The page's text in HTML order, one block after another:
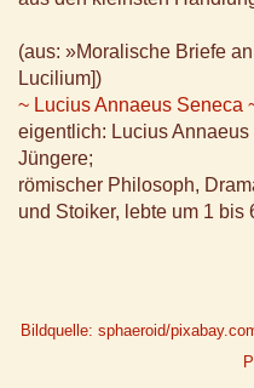
(aus: »Moralische Briefe
Lucilium])
~ Lucius Annaeus Seneca
eigentlich: Lucius
Jüngere;
römischer Philosoph,
und Stoiker, lebte um 1 bis
Bildquelle: sphaeroid/